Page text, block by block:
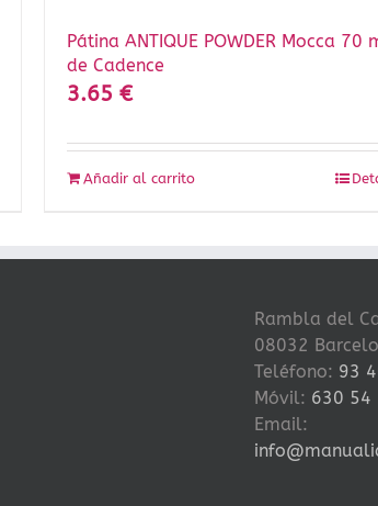
Pátina ANTIQUE POWDER Mocca 70
de Cadence
3.65€
Añadir al carrito
Rambla del
08032
Teléfono: 93
Móvil: 630 54
Email: